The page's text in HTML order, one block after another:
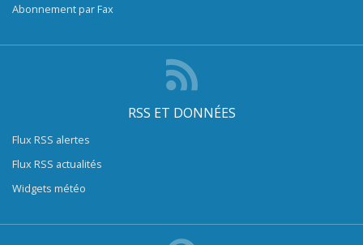
Abonnement par Fax
RSS ET DONNÉES
Flux RSS alertes
Flux RSS actualités
Widgets météo